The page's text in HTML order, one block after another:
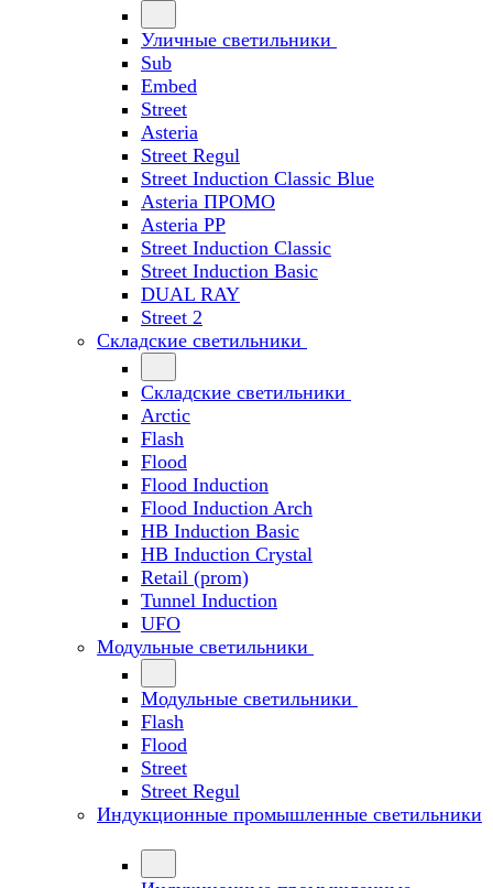
Уличные светильники
Sub
Embed
Street
Asteria
Street Regul
Street Induction Classic Blue
Asteria ПРОМО
Asteria PP
Street Induction Classic
Street Induction Basic
DUAL RAY
Street 2
Складские светильники
Складские светильники
Arctic
Flash
Flood
Flood Induction
Flood Induction Arch
HB Induction Basic
HB Induction Crystal
Retail (prom)
Tunnel Induction
UFO
Модульные светильники
Модульные светильники
Flash
Flood
Street
Street Regul
Индукционные промышленные светильники